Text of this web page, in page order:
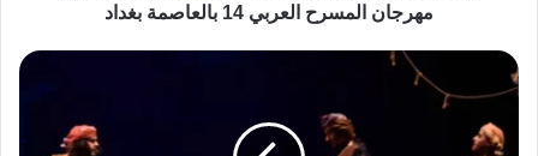
مهرجان المسرح العربي 14 بالعاصمة بغداد